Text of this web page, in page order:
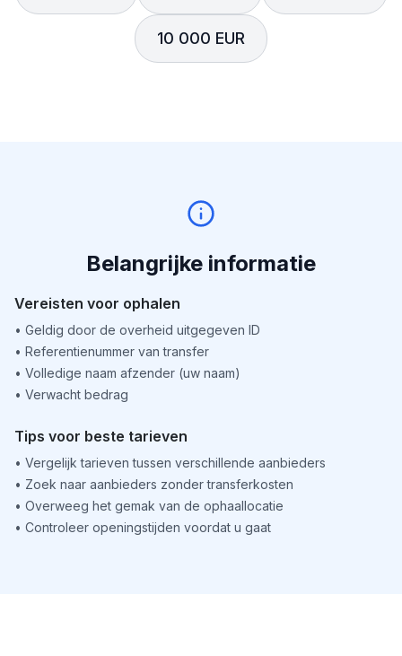
10 000 EUR
Belangrijke informatie
Vereisten voor ophalen
• Geldig door de overheid uitgegeven ID
• Referentienummer van transfer
• Volledige naam afzender (uw naam)
• Verwacht bedrag
Tips voor beste tarieven
• Vergelijk tarieven tussen verschillende aanbieders
• Zoek naar aanbieders zonder transferkosten
• Overweeg het gemak van de ophaallocatie
• Controleer openingstijden voordat u gaat